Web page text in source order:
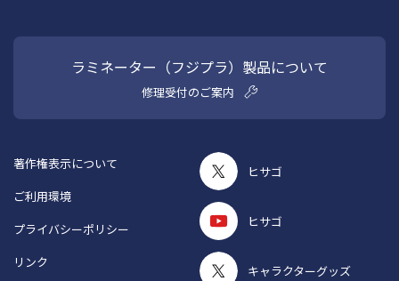
ラミネーター（フジプラ）製品について
修理受付のご案内
ヒサゴ
ヒサゴ
キャラクターグッズ
著作権表示について
ご利用環境
プライバシーポリシー
リンク